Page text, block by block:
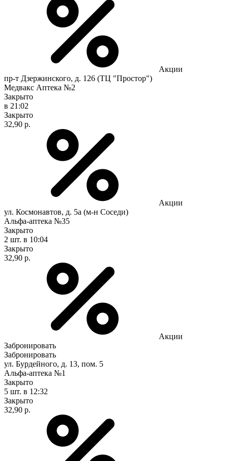
Акции
пр-т Дзержинского, д. 126 (ТЦ "Простор")
Медвакс Аптека №2
Закрыто
в 21:02
Закрыто
32,90 р.
Акции
ул. Космонавтов, д. 5а (м-н Соседи)
Альфа-аптека №35
Закрыто
2 шт. в 10:04
Закрыто
32,90 р.
Акции
Забронировать
Забронировать
ул. Бурдейного, д. 13, пом. 5
Альфа-аптека №1
Закрыто
5 шт. в 12:32
Закрыто
32,90 р.